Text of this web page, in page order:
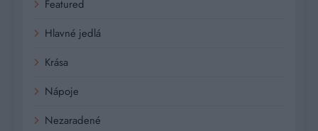
Featured
Hlavné jedlá
Krása
Nápoje
Nezaradené